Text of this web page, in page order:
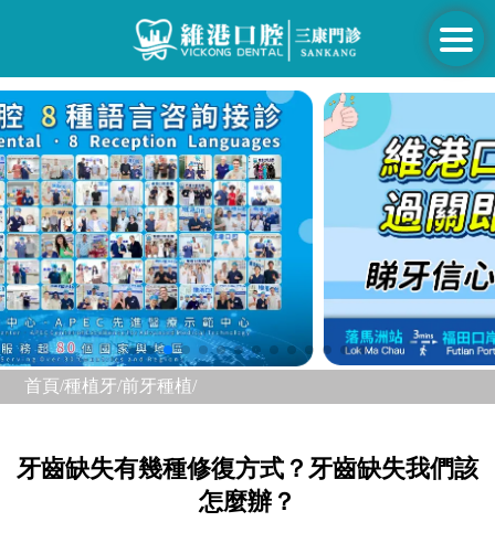
首頁/種植牙/前牙種植/
牙齒缺失有幾種修復方式？牙齒缺失我們該
怎麼辦？